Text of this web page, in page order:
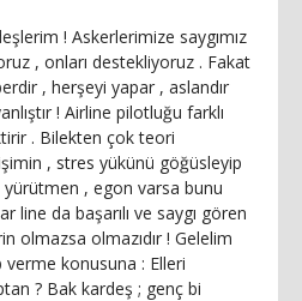
! Askerlerimize saygımız
, onları destekliyoruz . Fakat
, herşeyi yapar , aslandır
! Airline pilotluğu farklı
. Bilekten çok teori
, stres yükünü göğüsleyip
, egon varsa bunu
line da başarılı ve saygı gören
olmazsa olmazıdır ! Gelelim
konusuna : Elleri
? Bak kardeş ; genç bi